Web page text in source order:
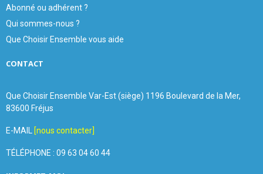
Abonné ou adhérent ?
Qui sommes-nous ?
Que Choisir Ensemble vous aide
CONTACT
Que Choisir Ensemble Var-Est (siège) 1196 Boulevard de la Mer,
83600 Fréjus
E-MAIL [nous contacter]
TÉLÉPHONE : 09 63 04 60 44